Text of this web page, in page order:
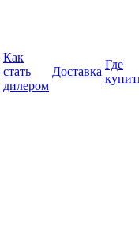
Как
стать
дилером
Доставка
Где